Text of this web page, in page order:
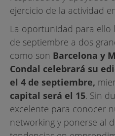
ejercicio de la actividad
La oportunidad para ello
de septiembre a dos
como son Barcelona y
Condal celebrará su
el 4 de septiembre,
capital será el 15. Sin
excelente para conocer
networking y ponerse al